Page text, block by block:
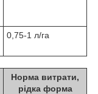
0,75-1 л/га
Норма витрати,
рідка форма